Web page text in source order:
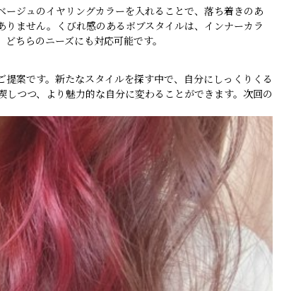
ジュのイヤリングカラーを入れることで、落ち着きのあ
ません。くびれ感のあるボブスタイルは、インナーカラ
ちらのニーズにも対応可能です。
案です。新たなスタイルを探す中で、自分にしっくりくる
つつ、より魅力的な自分に変わることができます。次回の